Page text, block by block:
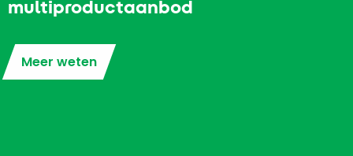
multiproductaanbod
Meer weten